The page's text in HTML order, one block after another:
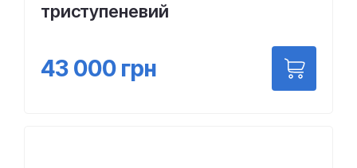
триступеневий
43 000 грн